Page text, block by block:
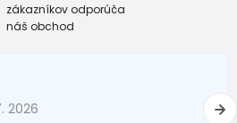
40
zákazníkov odporúča
náš obchod
2026